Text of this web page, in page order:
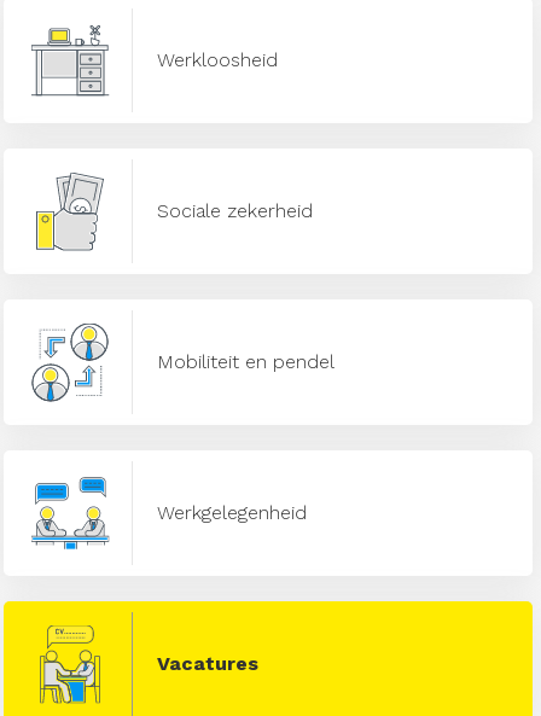
Werkloosheid
Sociale zekerheid
Mobiliteit en pendel
Werkgelegenheid
Vacatures